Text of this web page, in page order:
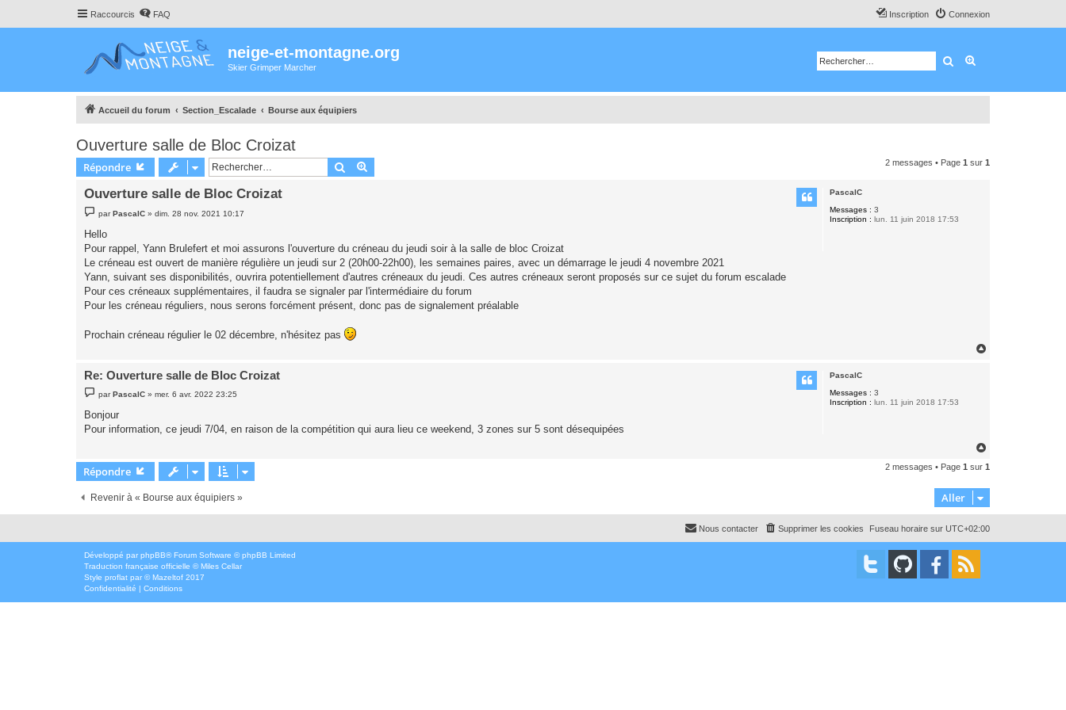
Raccourcis FAQ Connexion
Inscription
neige-et-montagne.org
Skier Grimper Marcher Rechercher
Accueil du forum Section_Escalade Bourse aux équipiers
Ouverture salle de Bloc Croizat
Répondre Rechercher 2 messages • Page 1 sur 1
PascalC
Messages : 3
Inscription : lun. 11 juin 2018 17:53
Ouverture salle de Bloc Croizat
e
s
s
a
e
parPascalC »dim. 28 nov. 2021 10:17
Hello
Pour rappel, Yann Brulefert et moi assurons l'ouverture du créneau du jeudi soir à la salle de bloc Croizat
Le créneau est ouvert de manière régulière un jeudi sur 2 (20h00-22h00), les semaines paires, avec un démarrage le jeudi 4 novembre 2021
Yann, suivant ses disponibilités, ouvrira potentiellement d'autres créneaux du jeudi. Ces autres créneaux seront proposés sur ce sujet du forum escalade
Pour ces créneaux supplémentaires, il faudra se signaler par l'intermédiaire du forum
Pour les créneau réguliers, nous serons forcément présent, donc pas de signalement préalable
Prochain créneau régulier le 02 décembre, n'hésitez pas
PascalC
Messages : 3
Inscription : lun. 11 juin 2018 17:53
Re: Ouverture salle de Bloc Croizat
e
s
a
parPascalC »mer. 6 avr. 2022 23:25
Bonjour
Pour information, ce jeudi 7/04, en raison de la compétition qui aura lieu ce weekend, 3 zones sur 5 sont désequipées
u
Répondre 2 messages • Page 1 sur 1
Revenir à « Bourse aux équipiers » Aller
Fuseau horaire sur UTC+02:00
Supprimer les cookies
Nous contacter
Développé par phpBB® Forum Software © phpBB Limited
Traduction française officielle ©Miles Cellar
Style proflat par ©Mazeltof 2017
Confidentialité | Conditions